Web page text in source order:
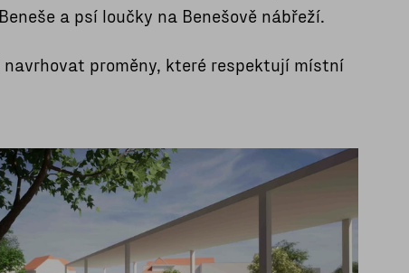
a psí loučky na Benešově nábřeží.
proměny, které respektují místní